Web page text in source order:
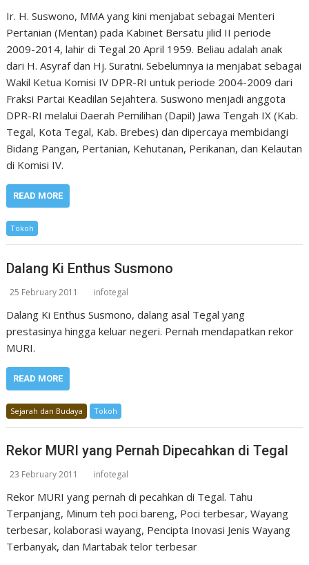
Ir. H. Suswono, MMA yang kini menjabat sebagai Menteri
Pertanian (Mentan) pada Kabinet Bersatu jilid II periode
2009-2014, lahir di Tegal 20 April 1959. Beliau adalah anak
dari H. Asyraf dan Hj. Suratni. Sebelumnya ia menjabat sebagai
Wakil Ketua Komisi IV DPR-RI untuk periode 2004-2009 dari
Fraksi Partai Keadilan Sejahtera. Suswono menjadi anggota
DPR-RI melalui Daerah Pemilihan (Dapil) Jawa Tengah IX (Kab.
Tegal, Kota Tegal, Kab. Brebes) dan dipercaya membidangi
Bidang Pangan, Pertanian, Kehutanan, Perikanan, dan Kelautan
di Komisi IV.
READ MORE
Tokoh
Dalang Ki Enthus Susmono
25 February 2011 infotegal
Dalang Ki Enthus Susmono, dalang asal Tegal yang
prestasinya hingga keluar negeri. Pernah mendapatkan rekor
MURI.
READ MORE
Sejarah dan Budaya Tokoh
Rekor MURI yang Pernah Dipecahkan di Tegal
23 February 2011 infotegal
Rekor MURI yang pernah di pecahkan di Tegal. Tahu
Terpanjang, Minum teh poci bareng, Poci terbesar, Wayang
terbesar, kolaborasi wayang, Pencipta Inovasi Jenis Wayang
Terbanyak, dan Martabak telor terbesar